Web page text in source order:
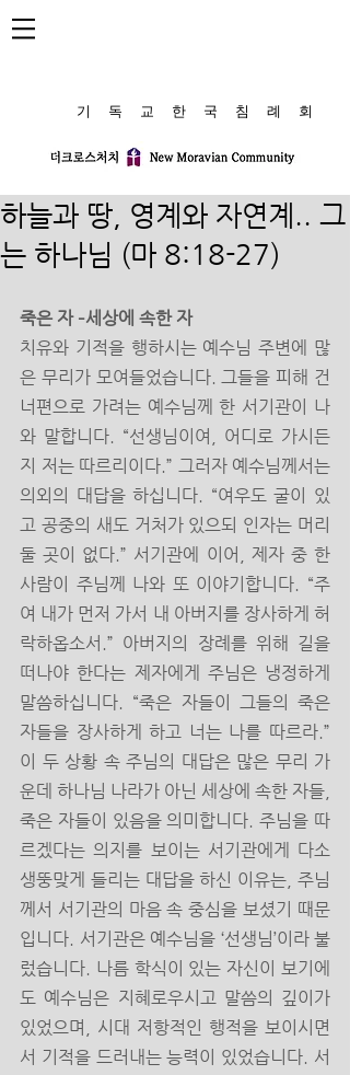
​기 독 교 한 국 침 례 회
하늘과 땅, 영계와 자연계.. 그
는 하나님 (마 8:18-27)
죽은 자 –세상에 속한 자
치유와 기적을 행하시는 예수님 주변에 많
은 무리가 모여들었습니다. 그들을 피해 건
너편으로 가려는 예수님께 한 서기관이 나
와 말합니다. “선생님이여, 어디로 가시든
지 저는 따르리이다.” 그러자 예수님께서는
의외의 대답을 하십니다. “여우도 굴이 있
고 공중의 새도 거처가 있으되 인자는 머리
둘 곳이 없다.” 서기관에 이어, 제자 중 한
사람이 주님께 나와 또 이야기합니다. “주
여 내가 먼저 가서 내 아버지를 장사하게 허
락하옵소서.” 아버지의 장례를 위해 길을
떠나야 한다는 제자에게 주님은 냉정하게
말씀하십니다. “죽은 자들이 그들의 죽은
자들을 장사하게 하고 너는 나를 따르라.”
이 두 상황 속 주님의 대답은 많은 무리 가
운데 하나님 나라가 아닌 세상에 속한 자들,
죽은 자들이 있음을 의미합니다. 주님을 따
르겠다는 의지를 보이는 서기관에게 다소
생뚱맞게 들리는 대답을 하신 이유는, 주님
께서 서기관의 마음 속 중심을 보셨기 때문
입니다. 서기관은 예수님을 ‘선생님’이라 불
렀습니다. 나름 학식이 있는 자신이 보기에
도 예수님은 지혜로우시고 말씀의 깊이가
있었으며, 시대 저항적인 행적을 보이시면
서 기적을 드러내는 능력이 있었습니다. 서